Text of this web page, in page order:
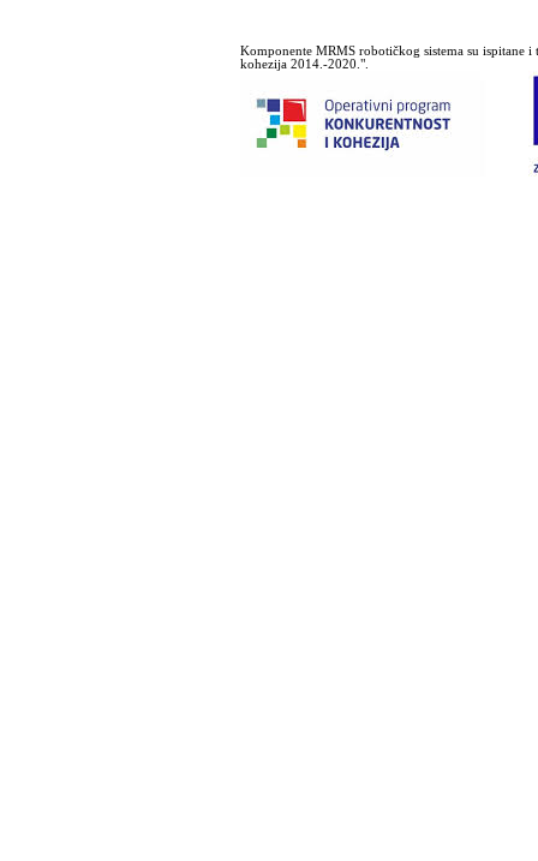
Komponente MRMS robotičkog sistema su
kohezija 2014.-2020.".